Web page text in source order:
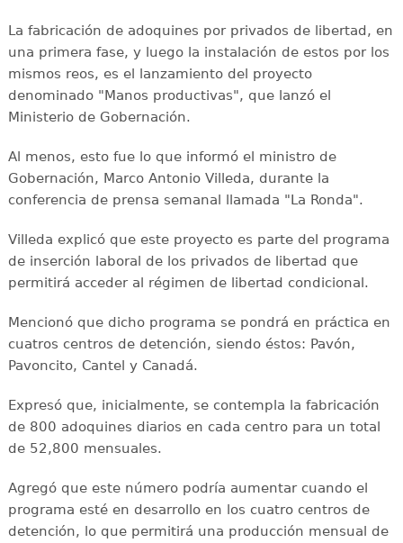
La fabricación de adoquines por privados de libertad, en
una primera fase, y luego la instalación de estos por los
mismos reos, es el lanzamiento del proyecto
denominado "Manos productivas", que lanzó el
Ministerio de Gobernación.
Al menos, esto fue lo que informó el ministro de
Gobernación, Marco Antonio Villeda, durante la
conferencia de prensa semanal llamada "La Ronda".
Villeda explicó que este proyecto es parte del programa
de inserción laboral de los privados de libertad que
permitirá acceder al régimen de libertad condicional.
Mencionó que dicho programa se pondrá en práctica en
cuatros centros de detención, siendo éstos: Pavón,
Pavoncito, Cantel y Canadá.
Expresó que, inicialmente, se contempla la fabricación
de 800 adoquines diarios en cada centro para un total
de 52,800 mensuales.
Agregó que este número podría aumentar cuando el
programa esté en desarrollo en los cuatro centros de
detención, lo que permitirá una producción mensual de